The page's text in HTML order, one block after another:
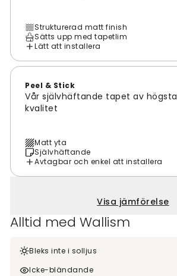
Strukturerad matt finish
Sätts upp med tapetlim
Lätt att installera
Peel & Stick
Vår självhäftande tapet av högsta
kvalitet
Matt yta
Självhäftande
Avtagbar och enkel att installera
Visa jämförelse
Alltid med Wallism
Bleks inte i solljus
Icke-bländande